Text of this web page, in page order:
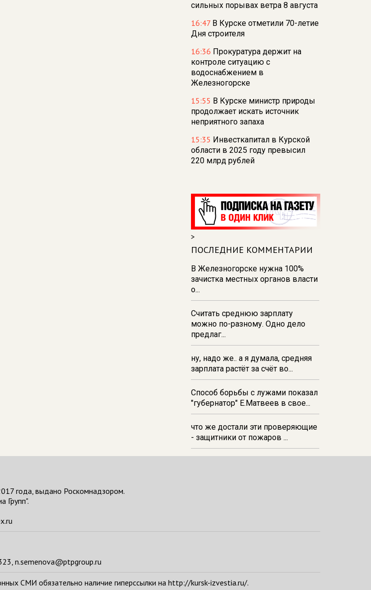
сильных порывах ветра 8 августа
16:47 В Курске отметили 70-летие
Дня строителя
16:36 Прокуратура держит на
контроле ситуацию с
водоснабжением в
Железногорске
15:55 В Курске министр природы
продолжает искать источник
неприятного запаха
15:35 Инвесткапитал в Курской
области в 2025 году превысил
220 млрд рублей
24,7 тыс. человек
14:50
Глава Железногорска
назвал причины перебоев с
водой
14:01На водоемах Курской
области погибли 10 человек, двое
из них - дети
12:46
видит экономику в реальном
времени
>
ПОСЛЕДНИЕ КОММЕНТАРИИ
В Железногорске нужна 100%
зачистка местных органов власти
о...
Считать среднюю зарплату
можно по-разному. Одно дело
предлаг...
ну, надо же.. а я думала, средняя
зарплата растёт за счёт во...
Способ борьбы с лужами показал
"губернатор" Е.Матвеев в свое...
что же достали эти проверяющие
- защитники от пожаров ...
года, выдано Роскомнадзором.
Групп".
n.semenova@ptpgroup.ru
СМИ обязательно наличие гиперссылки на http://kursk-izvestia.ru/.